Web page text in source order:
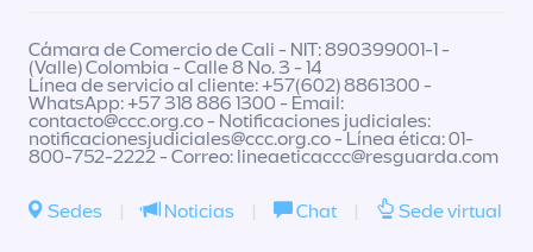
Cámara de Comercio de Cali - NIT: 890399001-1 -
(Valle) Colombia - Calle 8 No. 3 - 14
Línea de servicio al cliente: +57(602) 8861300 -
WhatsApp: +57 318 886 1300 - Email:
contacto@ccc.org.co- Notificaciones judiciales:
notificacionesjudiciales@ccc.org.co- Línea ética: 01-
800-752-2222 - Correo: lineaeticaccc@resguarda.com
Sedes | Noticias | Chat | Sede virtual